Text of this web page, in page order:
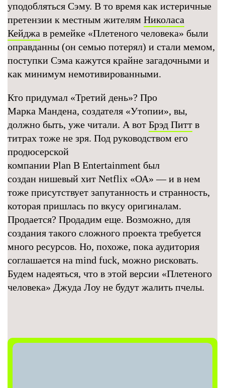
уподобляться Сэму. В то время как истеричные
претензии к местным жителям Николаса
Кейджа в ремейке «Плетеного человека» были
оправданны (он семью потерял) и стали мемом,
поступки Сэма кажутся крайне загадочными и
как минимум немотивированными.
Кто придумал «Третий день»? Про
Марка Мандена, создателя «Утопии», вы,
должно быть, уже читали. А вот Брэд Питт в
титрах тоже не зря. Под руководством его
продюсерской
компании Plan B Entertainment был
создан нишевый хит Netflix «ОА» — и в нем
тоже присутствует запутанность и странность,
которая пришлась по вкусу оригиналам.
Продается? Продадим еще. Возможно, для
создания такого сложного проекта требуется
много ресурсов. Но, похоже, пока аудитория
соглашается на mind fuck, можно рисковать.
Будем надеяться, что в этой версии «Плетеного
человека» Джуда Лоу не будут жалить пчелы.